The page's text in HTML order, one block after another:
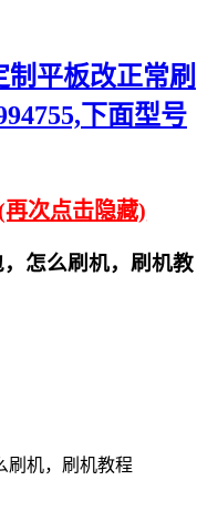
平板改正常刷
下面型号
次点击隐藏)
怎么刷机，刷机教
刷机，刷机教程